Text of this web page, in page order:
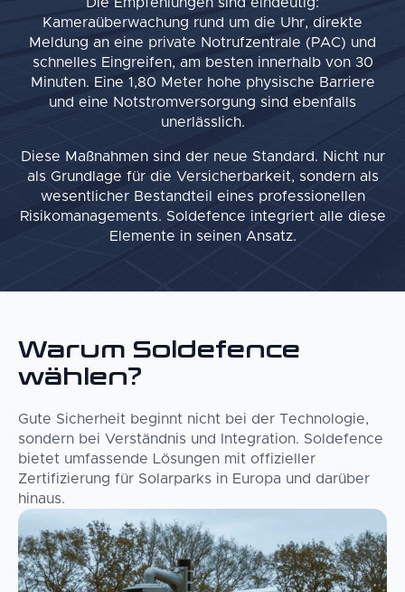
Kameraüberwachung rund um die Uhr, direkte
Meldung an eine private Notrufzentrale (PAC) und
schnelles Eingreifen, am besten innerhalb von 30
Minuten. Eine 1,80 Meter hohe physische Barriere
und eine Notstromversorgung sind ebenfalls
unerlässlich.
Diese Maßnahmen sind der neue Standard. Nicht nur
als Grundlage für die Versicherbarkeit, sondern als
wesentlicher Bestandteil eines professionellen
Risikomanagements. Soldefence integriert alle diese
Elemente in seinen Ansatz.
Warum Soldefence
wählen?
Gute Sicherheit beginnt nicht bei der Technologie,
sondern bei Verständnis und Integration. Soldefence
bietet umfassende Lösungen mit offizieller
Zertifizierung für Solarparks in Europa und darüber
hinaus.